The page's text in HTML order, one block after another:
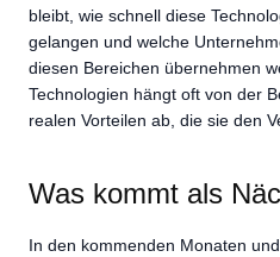
bleibt, wie schnell diese
gelangen und welche
diesen Bereichen übernehmen
Technologien hängt oft von der
realen Vorteilen ab, die sie den
Was kommt als
In den kommenden Monaten